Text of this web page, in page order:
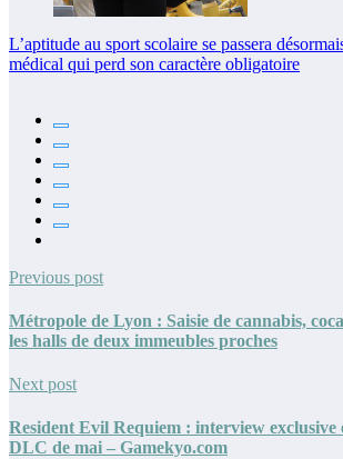
L’aptitude au sport scolaire se passera
médical qui perd son caractère obligatoire
Previous post
Métropole de Lyon : Saisie de cannabis,
les halls de deux immeubles proches
Next post
Resident Evil Requiem : interview exclusive
DLC de mai – Gamekyo.com